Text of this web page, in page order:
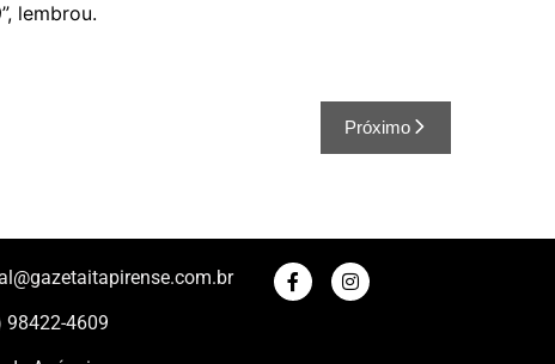
lembrou.
Próximo
98422-4609